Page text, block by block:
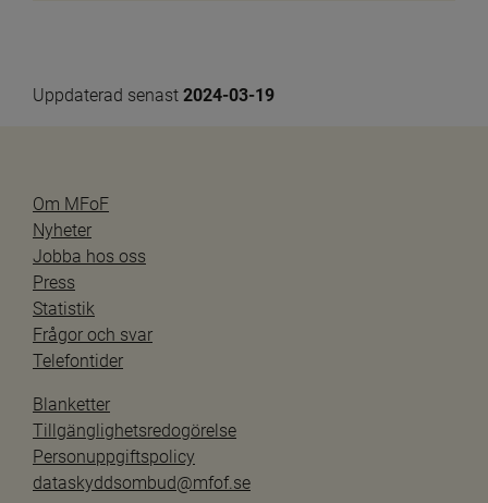
Uppdaterad senast 2024-03-19
Om MFoF
Nyheter
Jobba hos oss
Press
Statistik
Frågor och svar
Telefontider
Blanketter
Tillgänglighetsredogörelse
Personuppgiftspolicy
dataskyddsombud@mfof.se